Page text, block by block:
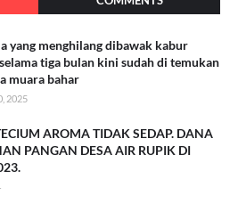
yang menghilang dibawak kabur
tiga bulan kini sudah di temukan
muara bahar
2025
AROMA TIDAK SEDAP. DANA
PANGAN DESA AIR RUPIK DI